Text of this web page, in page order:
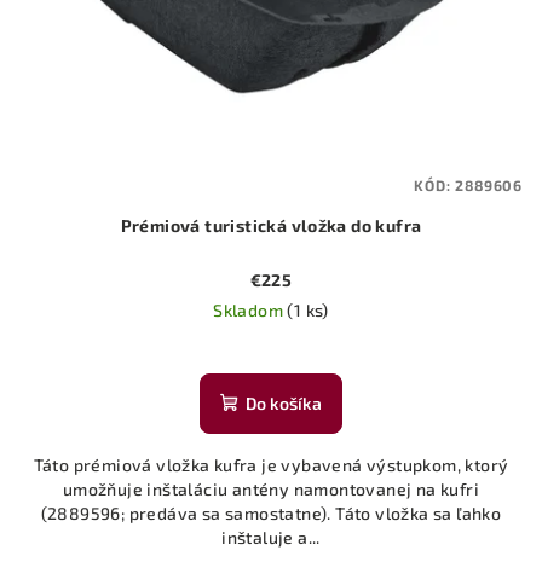
Prémiová turistická vložka do kufra
€225
Skladom(1 ks)
Do košíka
Táto prémiová vložka kufra je vybavená výstupkom, ktorý
umožňuje inštaláciu antény namontovanej na kufri
(2889596; predáva sa samostatne). Táto vložka sa ľahko
inštaluje a...
KÓD:2889606